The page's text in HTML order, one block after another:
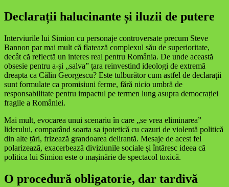
Declarații halucinante și iluzii de putere
Interviurile lui Simion cu personaje controversate precum Steve
Bannon par mai mult că flatează complexul său de superioritate,
decât că reflectă un interes real pentru România. De unde această
obsesie pentru a-și „salva” țara reinvestind ideologi de extremă
dreapta ca Călin Georgescu? Este tulburător cum astfel de declarații
sunt formulate ca promisiuni ferme, fără nicio umbră de
responsabilitate pentru impactul pe termen lung asupra democrației
fragile a României.
Mai mult, evocarea unui scenariu în care „se vrea eliminarea”
liderului, comparând soarta sa ipotetică cu cazuri de violentă politică
din alte țări, frizează grandoarea delirantă. Mesaje de acest fel
polarizează, exacerbează diviziunile sociale și întăresc ideea că
politica lui Simion este o mașinărie de spectacol toxică.
O procedură obligatorie, dar tardivă